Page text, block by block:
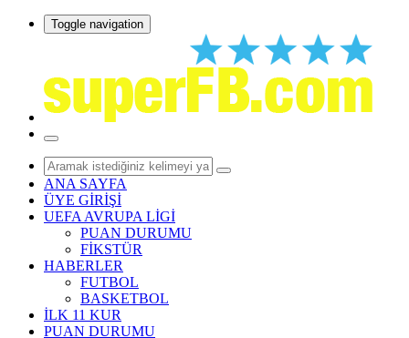
Toggle navigation
ANA SAYFA
ÜYE GİRİŞİ
UEFA AVRUPA LİGİ
PUAN DURUMU
FİKSTÜR
HABERLER
FUTBOL
BASKETBOL
İLK 11 KUR
PUAN DURUMU